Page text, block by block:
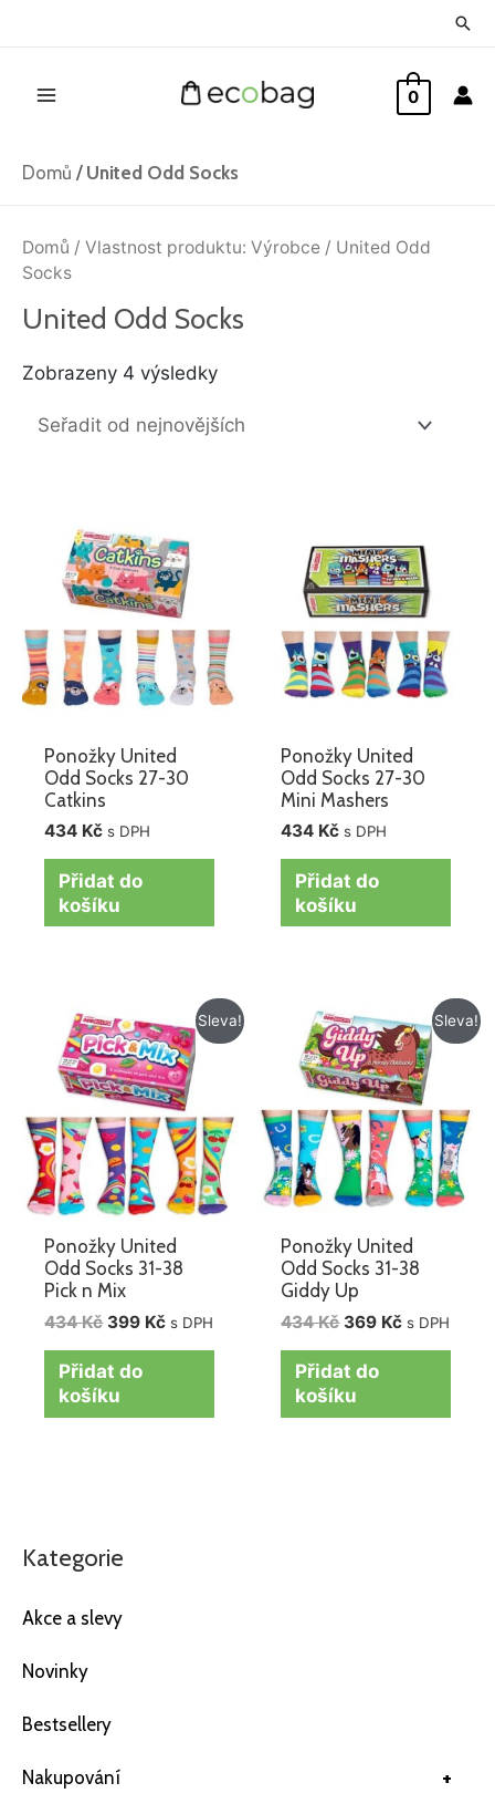
0
Domů / United Odd Socks
Kategorie
Akce a slevy
Novinky
Bestsellery
+
Nakupování
Domů / Vlastnost produktu: Výrobce / United Odd
Socks
United Odd Socks
Zobrazeny 4 výsledky
nejnovějších
Ponožky United
Odd Socks 27-30
Catkins
434 Kč s DPH
Přidat do
košíku
Ponožky United
Odd Socks 27-30
Mini Mashers
434 Kč s DPH
Přidat do
košíku
Sleva!
Ponožky United
Odd Socks 31-38
Pick n Mix
434Kč
Původní
cena
byla:
434 Kč.
399 Kč
Aktuální
cena
je:
399 Kč.
s DPH
Přidat do
košíku
Sleva!
Ponožky United
Odd Socks 31-38
Giddy Up
434Kč
Původní
cena
byla:
434 Kč.
369 Kč
Aktuální
cena
je:
369 Kč.
s DPH
Přidat do
košíku